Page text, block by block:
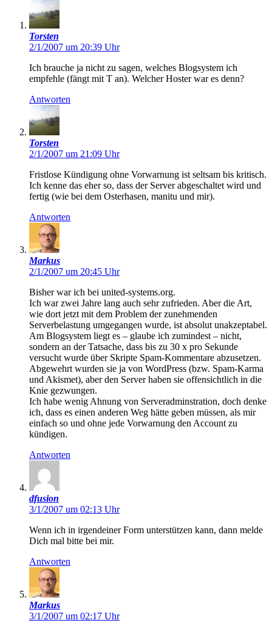
Torsten
2/1/2007 um 20:39 Uhr
Ich brauche ja nicht zu sagen, welches Blogsystem ich
empfehle (fängt mit T an). Welcher Hoster war es denn?
Antworten
Torsten
2/1/2007 um 21:09 Uhr
Fristlose Kündigung ohne Vorwarnung ist seltsam bis kritisch.
Ich kenne das eher so, dass der Server abgeschaltet wird und
fertig (wie bei dem Osterhasen, manitu und mir).
Antworten
Markus
2/1/2007 um 20:45 Uhr
Bisher war ich bei united-systems.org.
Ich war zwei Jahre lang auch sehr zufrieden. Aber die Art,
wie dort jetzt mit dem Problem der zunehmenden
Serverbelastung umgegangen wurde, ist absolut unakzeptabel.
Am Blogsystem liegt es – glaube ich zumindest – nicht,
sondern an der Tatsache, dass bis zu 30 x pro Sekunde
versucht wurde über Skripte Spam-Kommentare abzusetzen.
Abgewehrt wurden sie ja von WordPress (bzw. Spam-Karma
und Akismet), aber den Server haben sie offensichtlich in die
Knie gezwungen.
Ich habe wenig Ahnung von Serveradminstration, doch denke
ich, dass es einen anderen Weg hätte geben müssen, als mir
einfach so und ohne jede Vorwarnung den Account zu
kündigen.
Antworten
dfusion
3/1/2007 um 02:13 Uhr
Wenn ich in irgendeiner Form unterstützen kann, dann melde
Dich mal bitte bei mir.
Antworten
Markus
3/1/2007 um 02:17 Uhr